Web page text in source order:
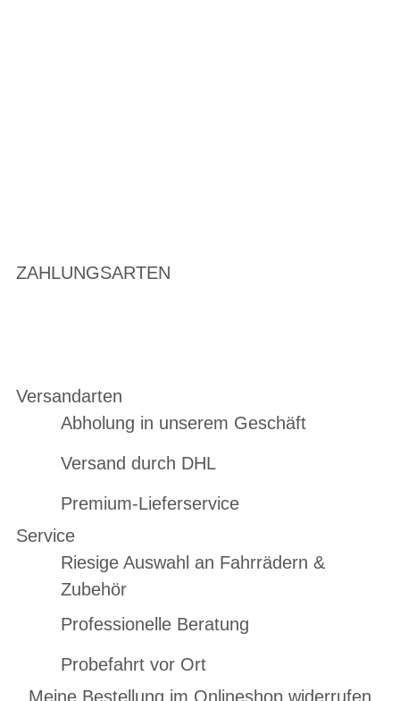
ZAHLUNGSARTEN
Versandarten
Abholung in unserem Geschäft
Versand durch DHL
Premium-Lieferservice
Service
Riesige Auswahl an Fahrrädern &
Zubehör
Professionelle Beratung
Probefahrt vor Ort
Meine Bestellung im Onlineshop widerrufen